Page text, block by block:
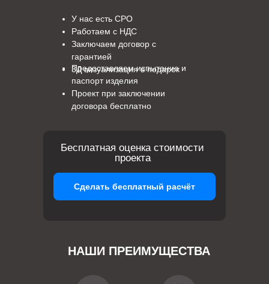
Предоставляем испытание и
паспорт изделия
Проект при заключении
договора бесплатно
У нас есть СРО
Работаем с НДС
Заключаем договор с
гарантией
3Д визуализация в подарок
НАШИ ПРЕИМУЩЕСТВА
Бесплатная оценка стоимости
проекта
Сделать бесплатный расчёт